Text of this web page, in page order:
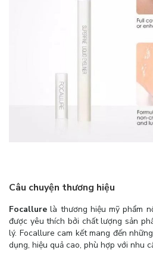
Câu chuyện thương hiệu
Focallure là thương hiệu mỹ phẩm
được yêu thích bởi chất lượng sản
lý. Focallure cam kết mang đến
dụng, hiệu quả cao, phù hợp với nhu